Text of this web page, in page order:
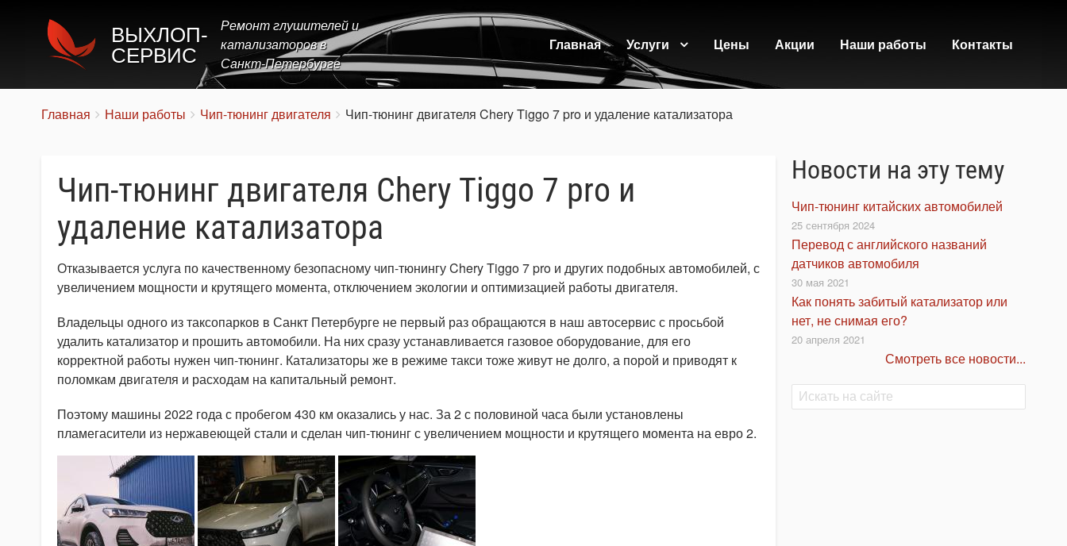
ВЫХЛОП-
СЕРВИС
Ремонт глушителей и
катализаторов в
Санкт-Петербурге
Главная Услуги Цены Акции Наши работы Контакты
Строка
You
Главная Наши работы Чип-тюнинг двигателя Чип-тюнинг двигателя Chery Tiggo 7 pro и удаление катализатора
Чип-тюнинг двигателя Chery Tiggo 7 pro и
удаление катализатора
Отказывается услуга по качественному безопасному чип-тюнингу Chery Tiggo 7 pro и других подобных автомобилей, с
увеличением мощности и крутящего момента, отключением экологии и оптимизацией работы двигателя.
Владельцы одного из таксопарков в Санкт Петербурге не первый раз обращаются в наш автосервис с просьбой
удалить катализатор и прошить автомобили. На них сразу устанавливается газовое оборудование, для его
корректной работы нужен чип-тюнинг. Катализаторы же в режиме такси тоже живут не долго, а порой и приводят к
поломкам двигателя и расходам на капитальный ремонт.
Поэтому машины 2022 года с пробегом 430 км оказались у нас. За 2 с половиной часа были установлены
пламегасители из нержавеющей стали и сделан чип-тюнинг с увеличением мощности и крутящего момента на евро 2.
Новости на эту тему
Чип-тюнинг китайских автомобилей
25 сентября 2024
Перевод с английского названий
датчиков автомобиля
30 мая 2021
Как понять забитый катализатор или
нет, не снимая его?
20 апреля 2021
Смотреть все новости...
Поиск
Поиск